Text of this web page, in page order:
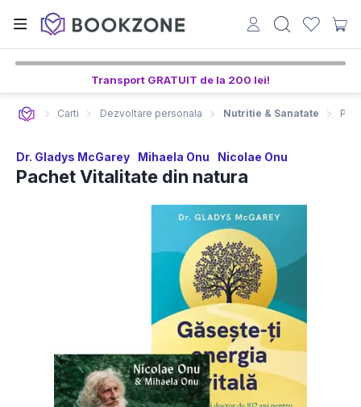
Transport GRATUIT de la 200 lei!
Carti Dezvoltare personala Nutritie & Sanatate
Dr. Gladys McGarey Mihaela Onu Nicolae Onu
Pachet Vitalitate din natura